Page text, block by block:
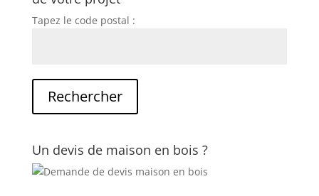
Tapez le code postal :
Un devis de maison en bois ?